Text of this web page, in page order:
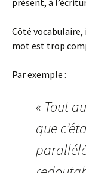
présent, à
Côté vocabulaire,
mot est trop
Par exemple :
« Tout
que